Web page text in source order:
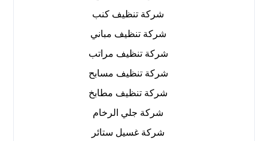
شركة تنظيف كنب
شركة تنظيف مباني
شركة تنظيف مراتب
شركة تنظيف مسابح
شركة تنظيف مطابخ
شركة جلي الرخام
شركة غسيل ستائر